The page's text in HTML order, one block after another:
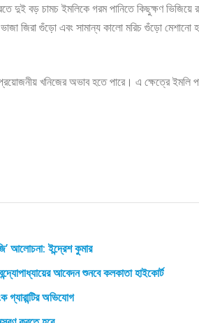
দুই বড় চামচ ইমলিকে গরম পানিতে কিছুক্ষণ ভিজিয়ে
জিরা গুঁড়ো এবং সামান্য কালো মরিচ গুঁড়ো মেশানো
খনিজের অভাব হতে পারে। এ ক্ষেত্রে ইমলি
আলোচনা: ইন্দ্রেশ কুমার
আবেদন শুনবে কলকাতা হাইকোর্ট
গ্যারান্টির অভিযোগ